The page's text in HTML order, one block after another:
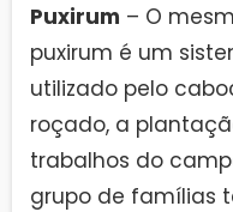
Puxirum – O
puxirum é um
utilizado pelo
roçado, a
trabalhos do
grupo de famílias